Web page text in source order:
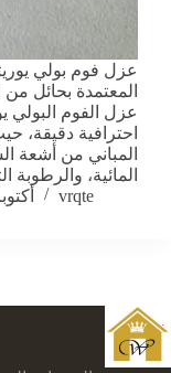
عزل فوم بولي
المعتمدة بحائل
عزل الفوم البولي
احترافية دقيقة،
المباني من أشعة
المائية، والرطوبة
vrqte
أكتوبر 28,